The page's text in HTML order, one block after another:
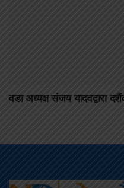
वडा अध्यक्ष संजय यादवद्वारा